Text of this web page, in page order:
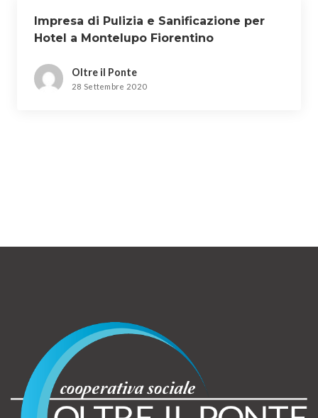
Impresa di Pulizia e Sanificazione per
Hotel a Montelupo Fiorentino
Oltre il Ponte
28 Settembre 2020